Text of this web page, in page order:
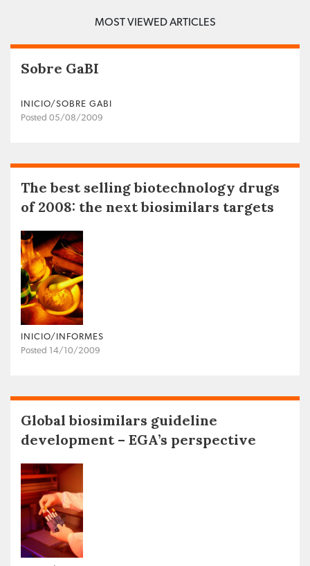
MOST VIEWED ARTICLES
Sobre GaBI
INICIO/SOBRE GABI
Posted 05/08/2009
The best selling biotechnology drugs
of 2008: the next biosimilars targets
INICIO/INFORMES
Posted 14/10/2009
Global biosimilars guideline
development – EGA’s perspective